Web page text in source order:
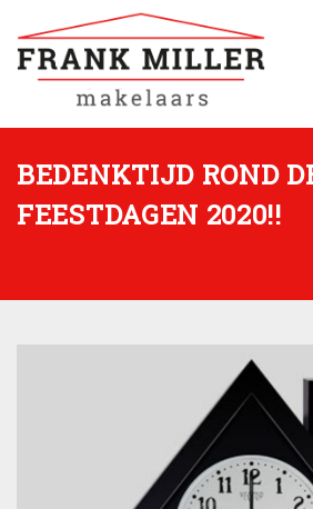
BEDENKTIJD ROND
FEESTDAGEN 2020!!